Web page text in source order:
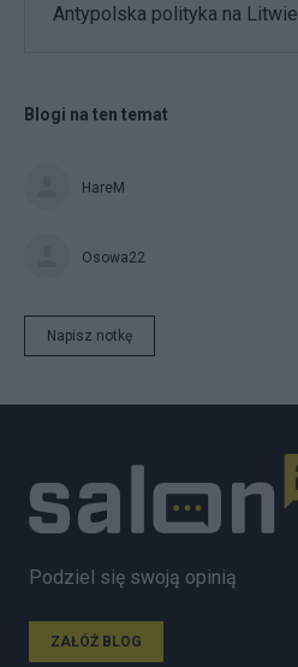
Antypolska polityka na Litwie
Blogi na ten temat
HareM
Osowa22
Napisz notkę
Podziel się swoją opinią
ZAŁÓŻ BLOG